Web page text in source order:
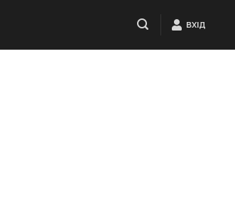
ВХІД